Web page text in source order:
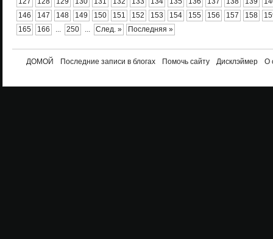
146
147 148 149 150 151 152 153 154 155 156 157 158
165
166 ... 250 ... След. » Последняя »
ДОМОЙ Последние записи в блогах Помочь сайту Дисклэймер О